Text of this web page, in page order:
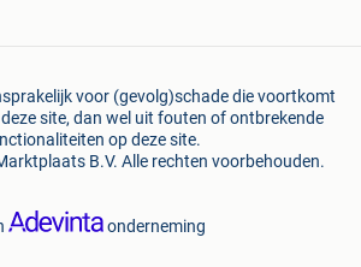
voor (gevolg)schade die voortkomt
site, dan wel uit fouten of ontbrekende
op deze site.
B.V. Alle rechten voorbehouden.
onderneming